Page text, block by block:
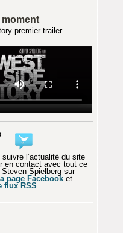
moment
premier trailer
l’actualité du site
en contact avec tout ce
Spielberg sur
la page Facebooket
flux RSS